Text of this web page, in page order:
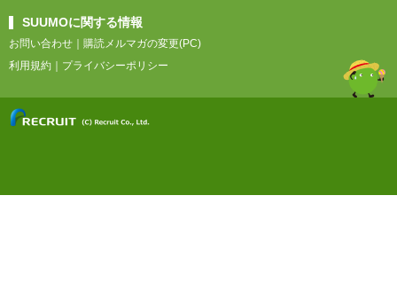
SUUMOに関する情報
お問い合わせ
購読メルマガの変更(PC)
利用規約
プライバシーポリシー